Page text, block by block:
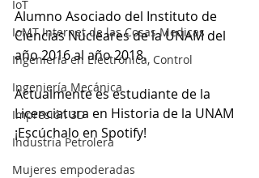
IoT
IoMT Internet de las Cosas Medicas
Ingeniería en Electrónica, Control
Ingeniería Mecánica
Impresión 3D
Industria Petrolera
Mujeres empoderadas
Alumno Asociado del Instituto de
Ciencias Nucleares de la UNAM del
año 2016 al año 2018.
Actualmente es estudiante de la
Licenciatura en Historia de la UNAM
¡Escúchalo en Spotify!